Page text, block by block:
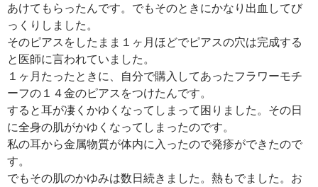
あけてもらったんです。でもそのときにかなり出血してび
っくりしました。
そのピアスをしたまま１ヶ月ほどでピアスの穴は完成する
と医師に言われていました。
１ヶ月たったときに、自分で購入してあったフラワーモチ
ーフの１４金のピアスをつけたんです。
すると耳が凄くかゆくなってしまって困りました。その日
に全身の肌がかゆくなってしまったのです。
私の耳から金属物質が体内に入ったので発疹ができたので
す。
でもその肌のかゆみは数日続きました。熱もでました。お